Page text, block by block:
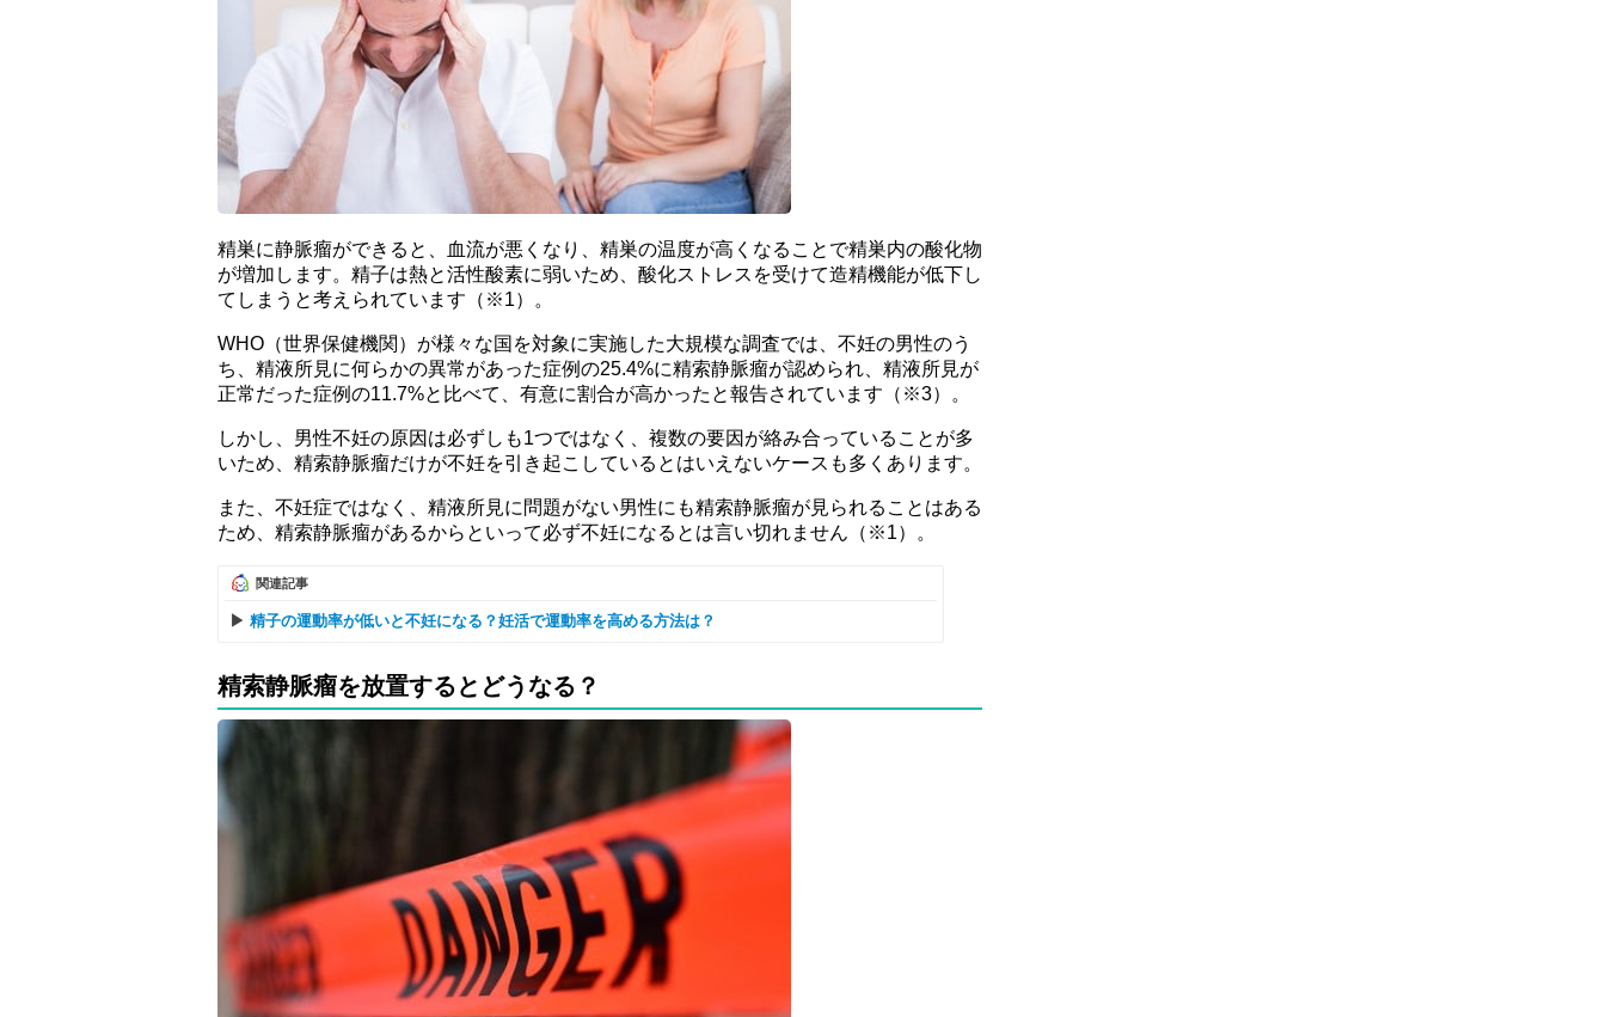
精巣に静脈瘤ができると、血流が悪くなり、精巣の温度が高くなることで精巣内の酸化物
が増加します。精子は熱と活性酸素に弱いため、酸化ストレスを受けて造精機能が低下し
てしまうと考えられています（※1）。
WHO（世界保健機関）が様々な国を対象に実施した大規模な調査では、不妊の男性のう
ち、精液所見に何らかの異常があった症例の25.4%に精索静脈瘤が認められ、精液所見が
正常だった症例の11.7%と比べて、有意に割合が高かったと報告されています（※3）。
しかし、男性不妊の原因は必ずしも1つではなく、複数の要因が絡み合っていることが多
いため、精索静脈瘤だけが不妊を引き起こしているとはいえないケースも多くあります。
また、不妊症ではなく、精液所見に問題がない男性にも精索静脈瘤が見られることはある
ため、精索静脈瘤があるからといって必ず不妊になるとは言い切れません（※1）。
関連記事
精子の運動率が低いと不妊になる？妊活で運動率を高める方法は？
精索静脈瘤を放置するとどうなる？